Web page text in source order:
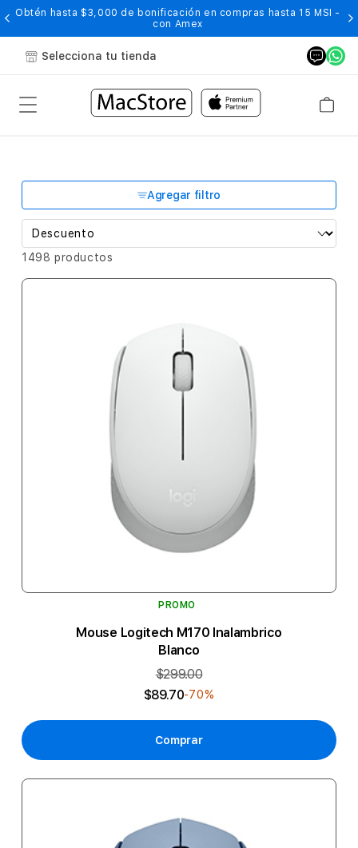
Obtén hasta $3,000 de bonificación en compras hasta 15 MSI -
con Amex
Selecciona tu tienda
Agregar filtro
1498 productos
PROMO
Mouse Logitech M170 Inalambrico
Blanco
$299.00
$89.70-70%
Comprar